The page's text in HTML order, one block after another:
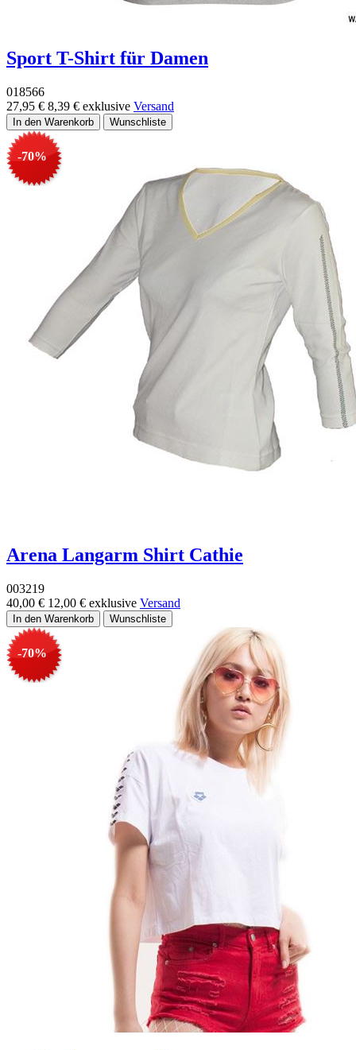
Sport T-Shirt für Damen
018566
27,95 € 8,39 € exklusive Versand
-70%
Arena Langarm Shirt Cathie
003219
40,00 € 12,00 € exklusive Versand
-70%